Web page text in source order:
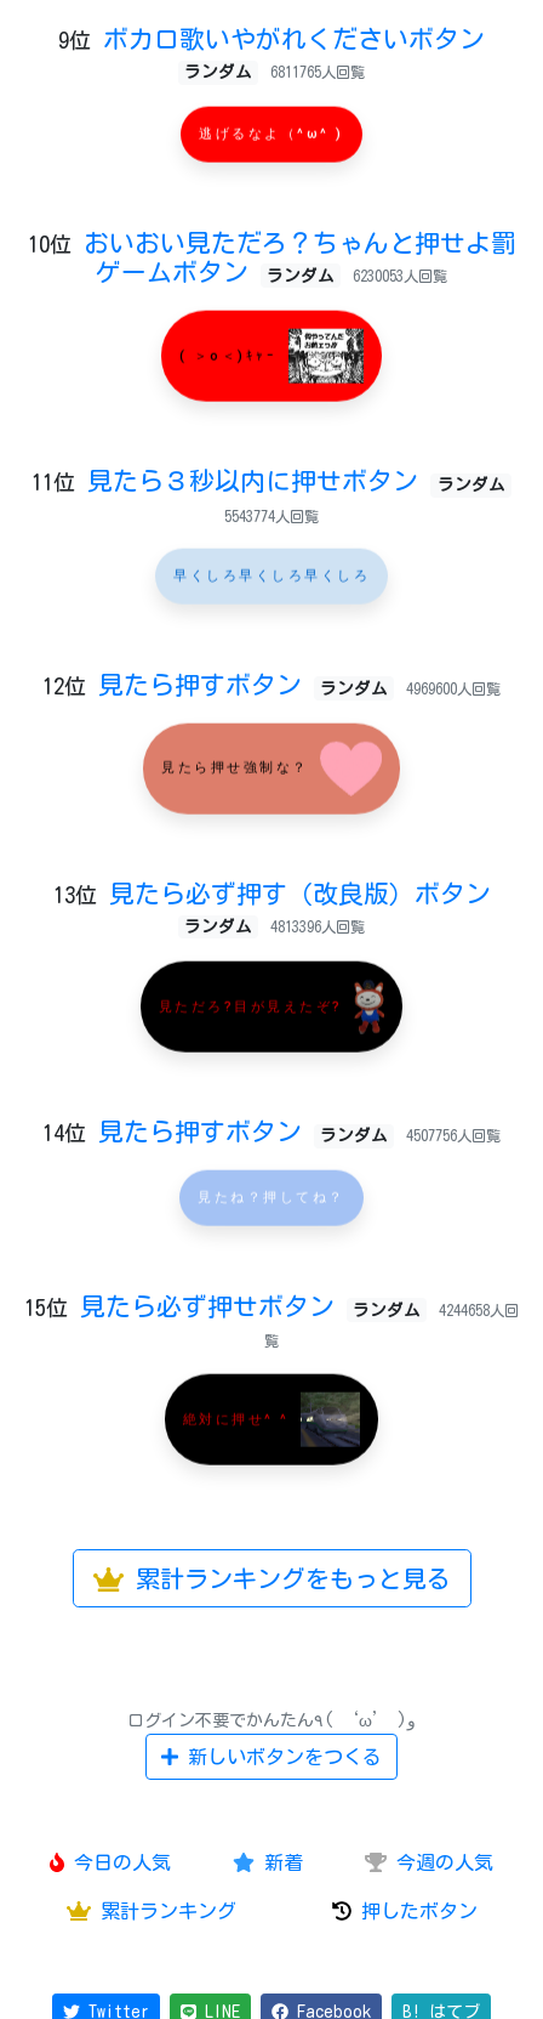
9位 ボカロ歌いやがれくださいボタン
ランダム 6811765人回覧
逃げるなよ（^ω^ )
10位
おいおい見ただろ？ちゃんと押せよ罰
ゲームボタン
ランダム 6230053人回覧
( ＞o＜)ｷｬｰ
11位 見たら３秒以内に押せボタン ランダム
5543774人回覧
早くしろ早くしろ早くしろ
12位 見たら押すボタン ランダム 4969600人回覧
見たら押せ強制な？
13位 見たら必ず押す（改良版）ボタン
ランダム 4813396人回覧
見ただろ?目が見えたぞ?
14位 見たら押すボタン ランダム 4507756人回覧
見たね？押してね？
15位 見たら必ず押せボタン ランダム 4244658人回
覧
絶対に押せ^ ^
累計ランキングをもっと見る
ログイン不要でかんたん٩( ‘ω’ )و
新しいボタンをつくる
今日の人気 新着 今週の人気
累計ランキング 押したボタン
Twitter LINE Facebook B! はてブ